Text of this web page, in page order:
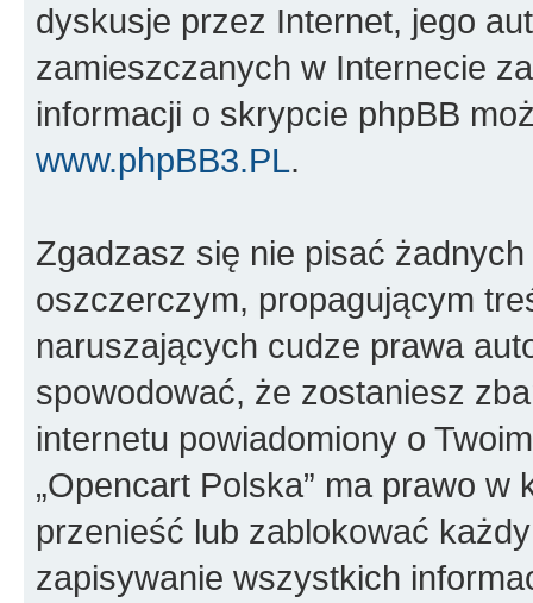
dyskusje przez Internet, jego
zamieszczanych w Internecie
informacji o skrypcie phpBB
www.phpBB3.PL.
Zgadzasz się nie pisać
oszczerczym, propagującym
naruszających cudze prawa
spowodować, że zostaniesz
internetu powiadomiony o
„Opencart Polska” ma prawo
przenieść lub zablokować
zapisywanie wszystkich